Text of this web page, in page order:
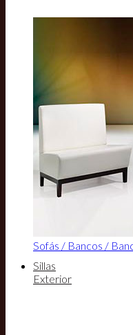
Sofás / Bancos /
Sillas
Exterior